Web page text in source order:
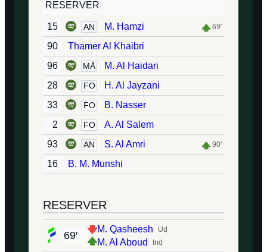
RESERVER
15 AN M. Hamzi 69′
90
Thamer Al Khaibri
96
MÅ
M. Al Haidari
28
FO
H. Al Jayzani
33
FO
B. Nasser
2
FO
A. Al Salem
93
AN S. Al Amri 90′
16 B. M. Munshi
RESERVER
Ud
M. Qasheesh
Ind
M. Al Aboud
69′